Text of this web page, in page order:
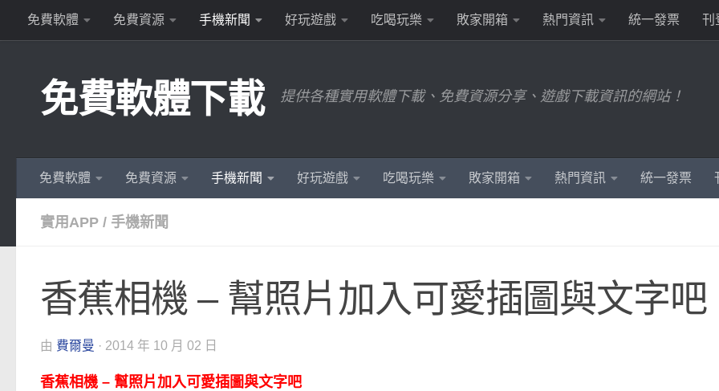
Skip to content
免費軟體 免費資源 手機新聞 好玩遊戲 吃喝玩樂 敗家開箱 熱門資訊 統一發票 刊
免費軟體下載 提供各種實用軟體下載、免費資源分享、遊戲下載資訊的網站！
免費軟體 免費資源 手機新聞 好玩遊戲 吃喝玩樂 敗家開箱 熱門資訊 統一發票
實用APP / 手機新聞
香蕉相機 – 幫照片加入可愛插圖與文字吧
由 費爾曼 · 2014 年 10 月 02 日
香蕉相機 – 幫照片加入可愛插圖與文字吧